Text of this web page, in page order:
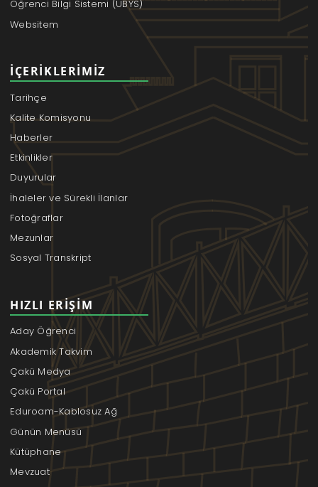
Öğrenci Bilgi Sistemi (UBYS)
Websitem
İÇERIKLERIMIZ
Tarihçe
Kalite Komisyonu
Haberler
Etkinlikler
Duyurular
İhaleler ve Sürekli İlanlar
Fotoğraflar
Mezunlar
Sosyal Transkript
HIZLI ERIŞIM
Aday Öğrenci
Akademik Takvim
Çakü Medya
Çakü Portal
Eduroam-Kablosuz Ağ
Günün Menüsü
Kütüphane
Mevzuat